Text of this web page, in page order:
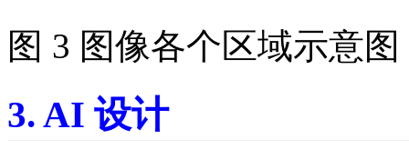
图 3 图像各个区域示意图
3. AI 设计